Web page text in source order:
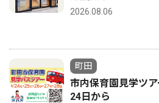
2026.08.06
町田
市内保育園見学ツ
24日から